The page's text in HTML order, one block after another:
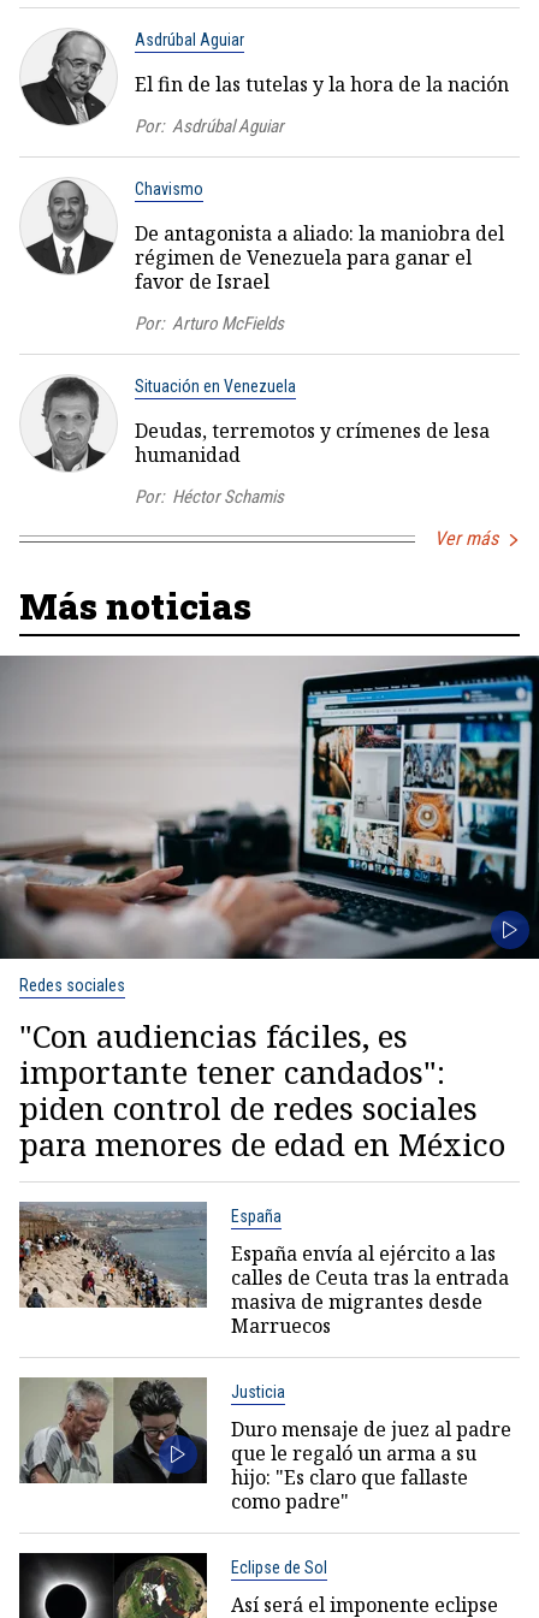
Asdrúbal Aguiar
El fin de las tutelas y la hora de la nación
Por: Asdrúbal Aguiar
Chavismo
De antagonista a aliado: la maniobra del
régimen de Venezuela para ganar el
favor de Israel
Por: Arturo McFields
Situación en Venezuela
Deudas, terremotos y crímenes de lesa
humanidad
Por: Héctor Schamis
Ver más
Más noticias
Redes sociales
"Con audiencias fáciles, es
importante tener candados":
piden control de redes sociales
para menores de edad en México
España
España envía al ejército a las
calles de Ceuta tras la entrada
masiva de migrantes desde
Marruecos
Justicia
Duro mensaje de juez al padre
que le regaló un arma a su
hijo: "Es claro que fallaste
como padre"
Eclipse de Sol
Así será el imponente eclipse